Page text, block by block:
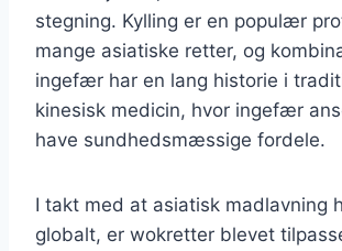
stegning. Kylling er en populær
mange asiatiske retter, og
ingefær har en lang historie i
kinesisk medicin, hvor ingefær
have sundhedsmæssige fordele.
I takt med at asiatisk madlavning
globalt, er wokretter blevet